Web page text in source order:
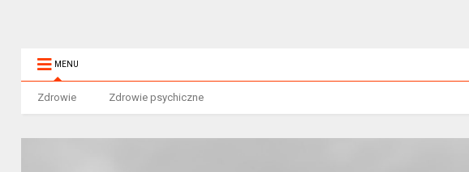
MENU
Zdrowie Zdrowie psychiczne